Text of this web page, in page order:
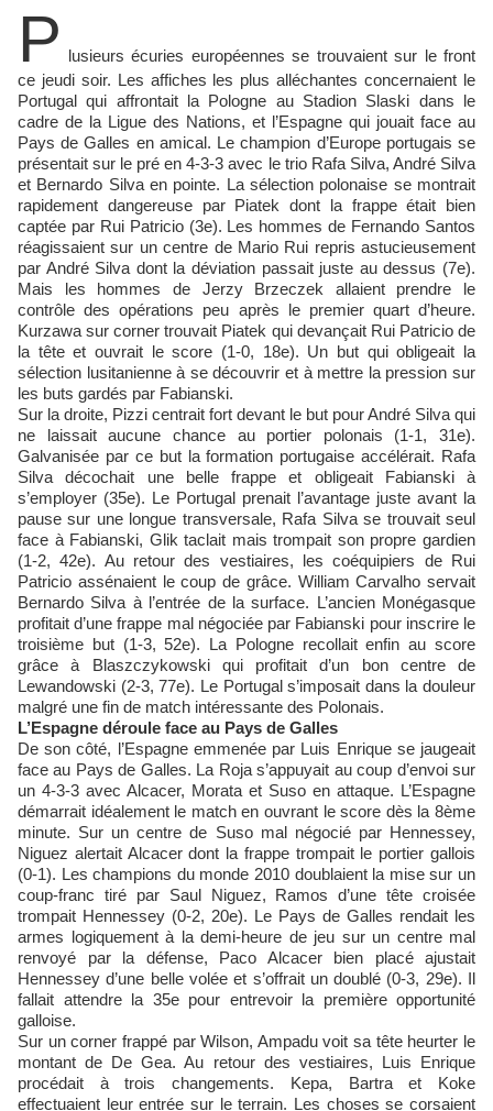
P lusieurs écuries européennes se trouvaient sur le front
ce jeudi soir. Les affiches les plus alléchantes concernaient le
Portugal qui affrontait la Pologne au Stadion Slaski dans le
cadre de la Ligue des Nations, et l’Espagne qui jouait face au
Pays de Galles en amical. Le champion d’Europe portugais se
présentait sur le pré en 4-3-3 avec le trio Rafa Silva, André Silva
et Bernardo Silva en pointe. La sélection polonaise se montrait
rapidement dangereuse par Piatek dont la frappe était bien
captée par Rui Patricio (3e). Les hommes de Fernando Santos
réagissaient sur un centre de Mario Rui repris astucieusement
par André Silva dont la déviation passait juste au dessus (7e).
Mais les hommes de Jerzy Brzeczek allaient prendre le
contrôle des opérations peu après le premier quart d’heure.
Kurzawa sur corner trouvait Piatek qui devançait Rui Patricio de
la tête et ouvrait le score (1-0, 18e). Un but qui obligeait la
sélection lusitanienne à se découvrir et à mettre la pression sur
les buts gardés par Fabianski.
Sur la droite, Pizzi centrait fort devant le but pour André Silva qui
ne laissait aucune chance au portier polonais (1-1, 31e).
Galvanisée par ce but la formation portugaise accélérait. Rafa
Silva décochait une belle frappe et obligeait Fabianski à
s’employer (35e). Le Portugal prenait l’avantage juste avant la
pause sur une longue transversale, Rafa Silva se trouvait seul
face à Fabianski, Glik taclait mais trompait son propre gardien
(1-2, 42e). Au retour des vestiaires, les coéquipiers de Rui
Patricio assénaient le coup de grâce. William Carvalho servait
Bernardo Silva à l’entrée de la surface. L’ancien Monégasque
profitait d’une frappe mal négociée par Fabianski pour inscrire le
troisième but (1-3, 52e). La Pologne recollait enfin au score
grâce à Blaszczykowski qui profitait d’un bon centre de
Lewandowski (2-3, 77e). Le Portugal s’imposait dans la douleur
malgré une fin de match intéressante des Polonais.
L’Espagne déroule face au Pays de Galles
De son côté, l’Espagne emmenée par Luis Enrique se jaugeait
face au Pays de Galles. La Roja s’appuyait au coup d’envoi sur
un 4-3-3 avec Alcacer, Morata et Suso en attaque. L’Espagne
démarrait idéalement le match en ouvrant le score dès la 8ème
minute. Sur un centre de Suso mal négocié par Hennessey,
Niguez alertait Alcacer dont la frappe trompait le portier gallois
(0-1). Les champions du monde 2010 doublaient la mise sur un
coup-franc tiré par Saul Niguez, Ramos d’une tête croisée
trompait Hennessey (0-2, 20e). Le Pays de Galles rendait les
armes logiquement à la demi-heure de jeu sur un centre mal
renvoyé par la défense, Paco Alcacer bien placé ajustait
Hennessey d’une belle volée et s’offrait un doublé (0-3, 29e). Il
fallait attendre la 35e pour entrevoir la première opportunité
galloise.
Sur un corner frappé par Wilson, Ampadu voit sa tête heurter le
montant de De Gea. Au retour des vestiaires, Luis Enrique
procédait à trois changements. Kepa, Bartra et Koke
effectuaient leur entrée sur le terrain. Les choses se corsaient